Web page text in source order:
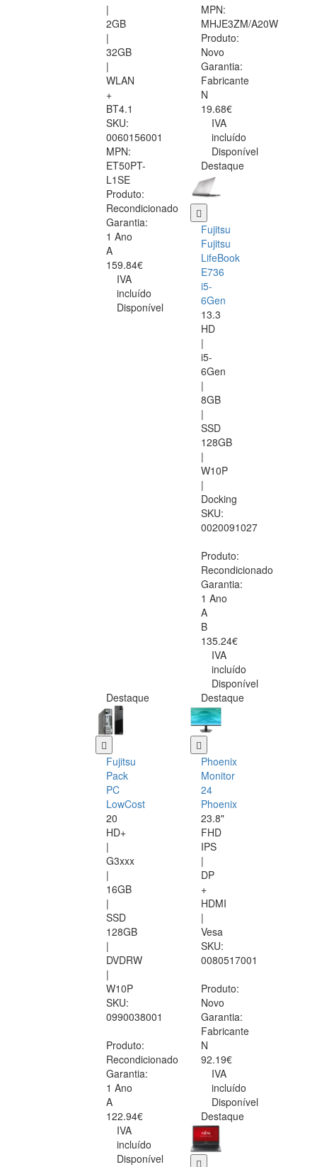
|
2GB
|
32GB
|
WLAN
+
BT4.1
SKU:
0060156001
MPN:
ET50PT-
L1SE
Produto:
Recondicionado
Garantia:
1 Ano
A
159.84€
IVA
incluído
Disponível
MPN:
MHJE3ZM/A20W
Produto:
Novo
Garantia:
Fabricante
N
19.68€
IVA
incluído
Disponível
Destaque
Fujitsu
Fujitsu
LifeBook
E736
i5-
6Gen
13.3
HD
|
i5-
6Gen
|
8GB
|
SSD
128GB
|
W10P
|
Docking
SKU:
0020091027
Produto:
Recondicionado
Garantia:
1 Ano
A
B
135.24€
IVA
incluído
Disponível
Destaque
Fujitsu
Pack
PC
LowCost
20
HD+
|
G3xxx
|
16GB
|
SSD
128GB
|
DVDRW
|
W10P
SKU:
0990038001
Produto:
Recondicionado
Garantia:
1 Ano
A
122.94€
IVA
incluído
Disponível
Destaque
Phoenix
Monitor
24
Phoenix
23.8"
FHD
IPS
|
DP
+
HDMI
|
Vesa
SKU:
0080517001
Produto:
Novo
Garantia:
Fabricante
N
92.19€
IVA
incluído
Disponível
Destaque